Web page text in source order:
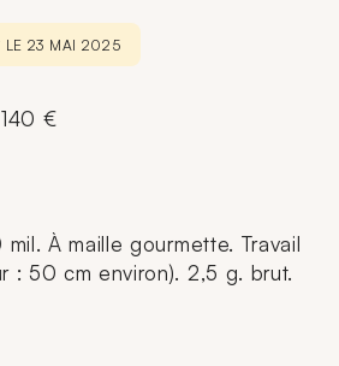
23 MAI 2025
€
À maille gourmette. Travail
: 50 cm environ). 2,5 g. brut.